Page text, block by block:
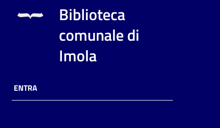
Scopri
online
Biblioteca
comunale di
Imola
ENTRA